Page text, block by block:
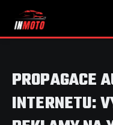
PROPAGACE
INTERNETU: